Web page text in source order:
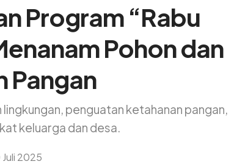
Program “Rabu
Pohon dan
Pangan
penguatan ketahanan pangan,
keluarga dan desa.
2025